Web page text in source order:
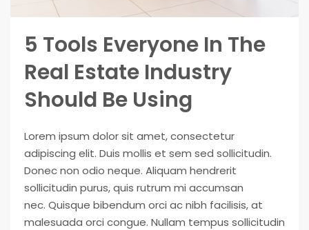
5 Tools Everyone In The
Real Estate Industry
Should Be Using
Lorem ipsum dolor sit amet, consectetur
adipiscing elit. Duis mollis et sem sed sollicitudin.
Donec non odio neque. Aliquam hendrerit
sollicitudin purus, quis rutrum mi accumsan
nec. Quisque bibendum orci ac nibh facilisis, at
malesuada orci congue. Nullam tempus sollicitudin